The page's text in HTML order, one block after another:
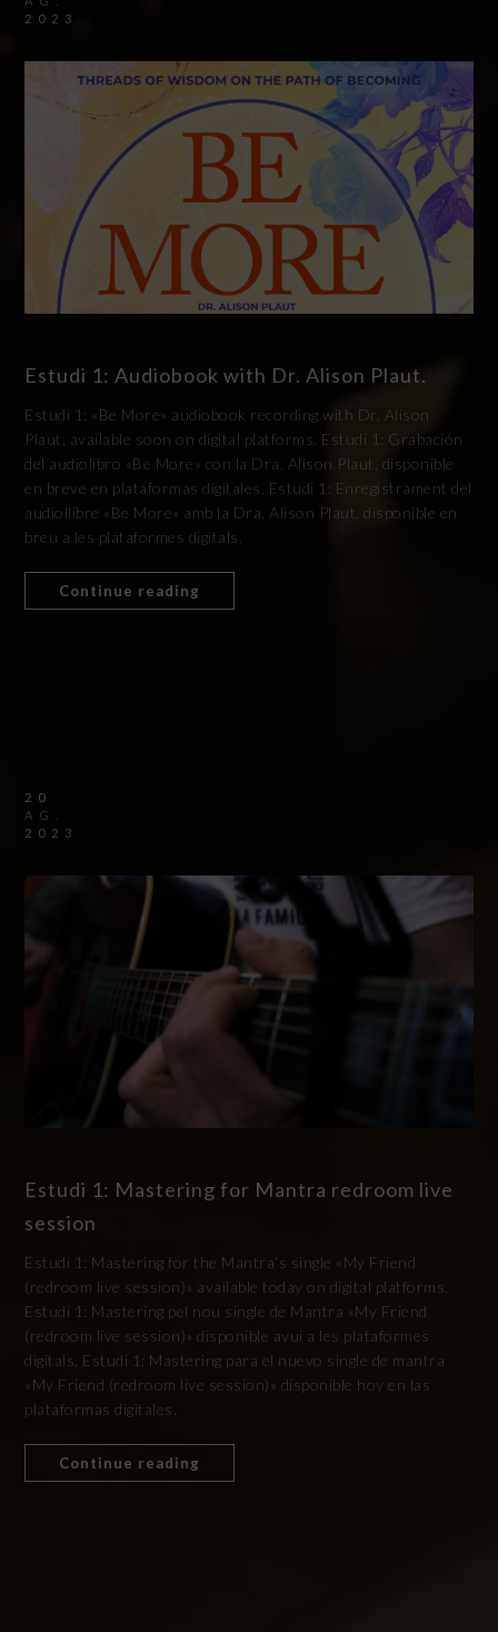
2023
Estudi 1: Audiobook with Dr. Alison Plaut.
Estudi 1: «Be More» audiobook recording with Dr. Alison
Plaut, available soon on digital platforms. Estudi 1: Grabación
del audiolibro «Be More» con la Dra. Alison Plaut, disponible
en breve en plataformas digitales. Estudi 1: Enregistrament del
audiollibre «Be More» amb la Dra. Alison Plaut, disponible en
breu a les plataformes digitals.
Continue reading
20
AG.
2023
Estudi 1: Mastering for Mantra redroom live
session
Estudi 1: Mastering for the Mantra’s single «My Friend
(redroom live session)» available today on digital platforms.
Estudi 1: Mastering pel nou single de Mantra «My Friend
(redroom live session)» disponible avui a les plataformes
digitals. Estudi 1: Mastering para el nuevo single de mantra
«My Friend (redroom live session)» disponible hoy en las
plataformas digitales.
Continue reading